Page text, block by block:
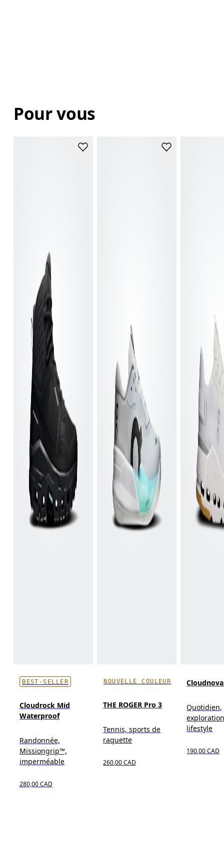
Pour vous
BEST-SELLER
Cloudrock Mid
Waterproof
Randonnée,
Missiongrip™,
imperméable
280,00 CAD
NOUVELLE COULEUR
THE ROGER Pro 3
Tennis, sports de
raquette
260,00 CAD
Quotidien,
lifestyle
190,00 CAD